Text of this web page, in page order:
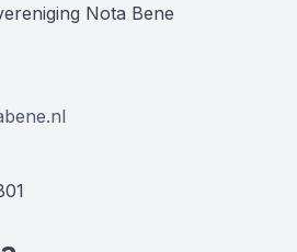
Nota Bene